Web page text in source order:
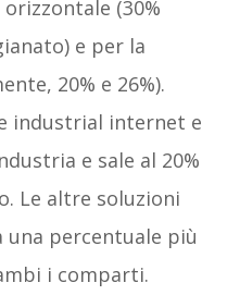
(30%
e per la
20% e 26%).
industrial internet e
e sale al 20%
Le altre soluzioni
percentuale più
i comparti.